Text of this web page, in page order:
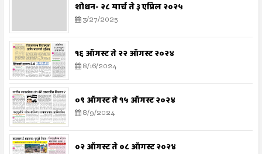
शोधन- २८ मार्च ते ३ एप्रिल २०२५
3/27/2025
१६ ऑगस्ट ते २२ ऑगस्ट २०२४
8/16/2024
०९ ऑगस्ट ते १५ ऑगस्ट २०२४
8/9/2024
०२ ऑगस्ट ते ०८ ऑगस्ट २०२४